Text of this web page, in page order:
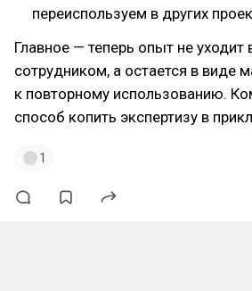
переиспользуем в других
Главное — теперь опыт не уходит
сотрудником, а остается в виде
к повторному использованию.
способ копить экспертизу в
1